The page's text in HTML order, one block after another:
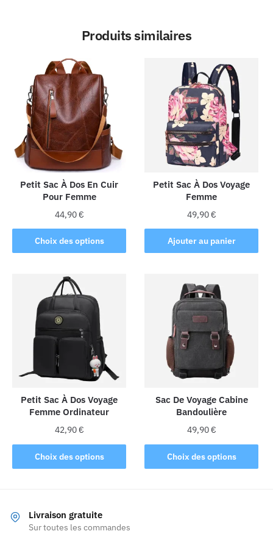
Produits similaires
Petit Sac À Dos En Cuir
Pour Femme
44,90€
Choix des options
Ce
produit
plusieurs
variations.
Les
peuvent
choisies
sur
la
page
du
produit
Petit Sac À Dos Voyage
Femme
49,90€
Ajouter au panier
Petit Sac À Dos Voyage
Femme Ordinateur
42,90€
Choix des options
Ce
produit
variations.
Les
Sac De Voyage Cabine
Bandoulière
49,90€
Choix des options
Ce
produit
Livraison gratuite
Sur toutes les commandes